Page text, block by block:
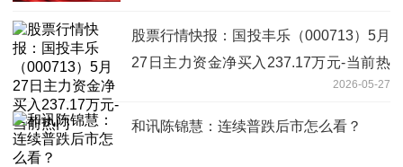
股票行情快报：国投丰乐（000713）5月
27日主力资金净买入237.17万元-当前热
2026-05-27
和讯陈锦慧：连续普跌后市怎么看？